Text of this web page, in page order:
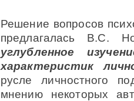
Решение вопросов
предлагалась В.С.
углубленное
характеристик
русле личностного
мнению некоторых